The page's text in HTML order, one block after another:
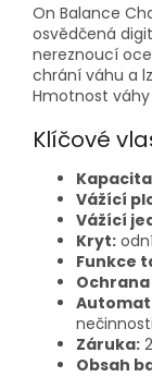
On Balance
osvědčená
nereznoucí
chrání váhu a
Hmotnost váhy
Klíčové
Vážící
Vážící
Kryt:
Funkce
nečinnosti
Záruka:
Obsah